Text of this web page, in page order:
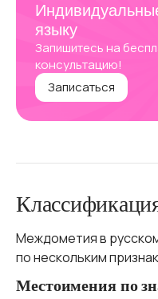
языку
Запишитесь на
консультацию!
Записаться
Междометия в
по нескольким
Местоимения по